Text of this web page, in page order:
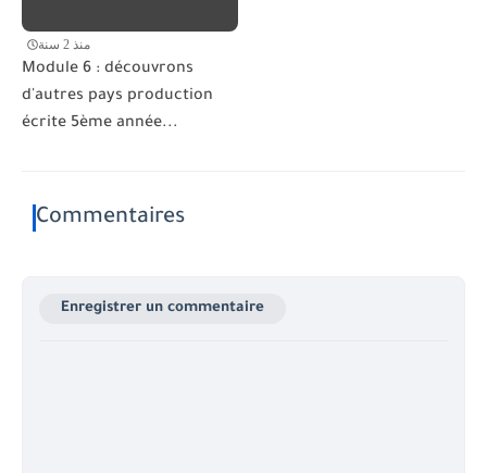
منذ 2 سنة
Module 6 : découvrons
d'autres pays production
écrite 5ème année...
Commentaires
Enregistrer un commentaire